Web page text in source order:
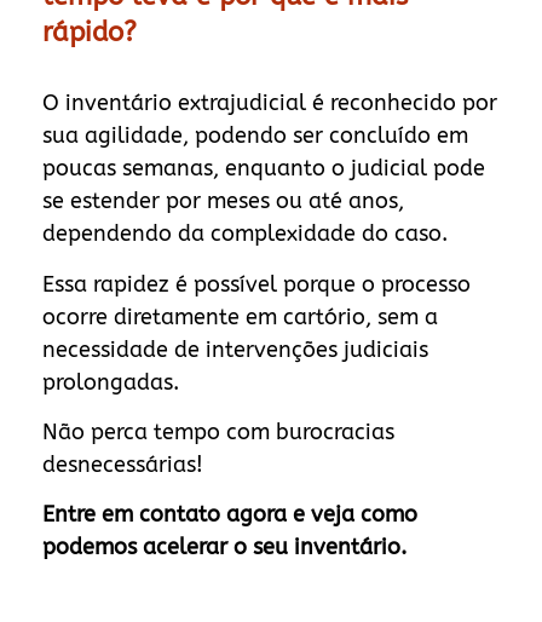
rápido?
O inventário extrajudicial é reconhecido por
sua agilidade, podendo ser concluído em
poucas semanas, enquanto o judicial pode
se estender por meses ou até anos,
dependendo da complexidade do caso.
Essa rapidez é possível porque o processo
ocorre diretamente em cartório, sem a
necessidade de intervenções judiciais
prolongadas.
Não perca tempo com burocracias
desnecessárias!
Entre em contato agora e veja como
podemos acelerar o seu inventário.